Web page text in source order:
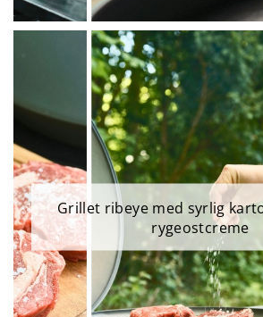
Grillet ribeye med syrlig
rygeostcreme